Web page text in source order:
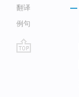
翻译
例句